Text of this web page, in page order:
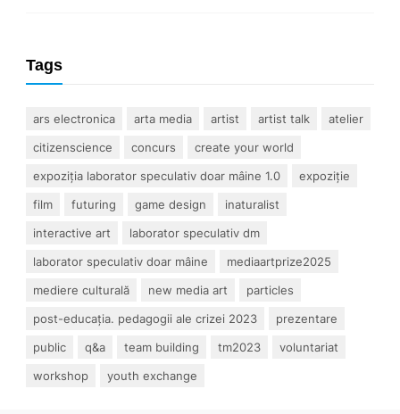
Tags
ars electronica arta media artist artist talk
atelier
citizenscience
concurs
create your world
expoziția laborator speculativ doar mâine 1.0
expoziție
film
futuring game design
inaturalist
interactive art
laborator speculativ dm
laborator speculativ doar mâine
mediaartprize2025
mediere culturală
new media art
particles
post-educația. pedagogii ale crizei 2023
prezentare
public
q&a team building tm2023
voluntariat
workshop
youth exchange